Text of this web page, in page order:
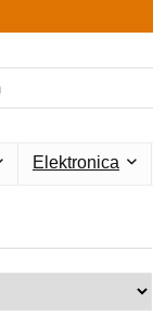
Elektronica